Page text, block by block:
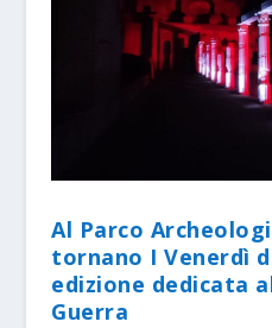
Al Parco
tornano I Venerdì
edizione dedicata
Guerra